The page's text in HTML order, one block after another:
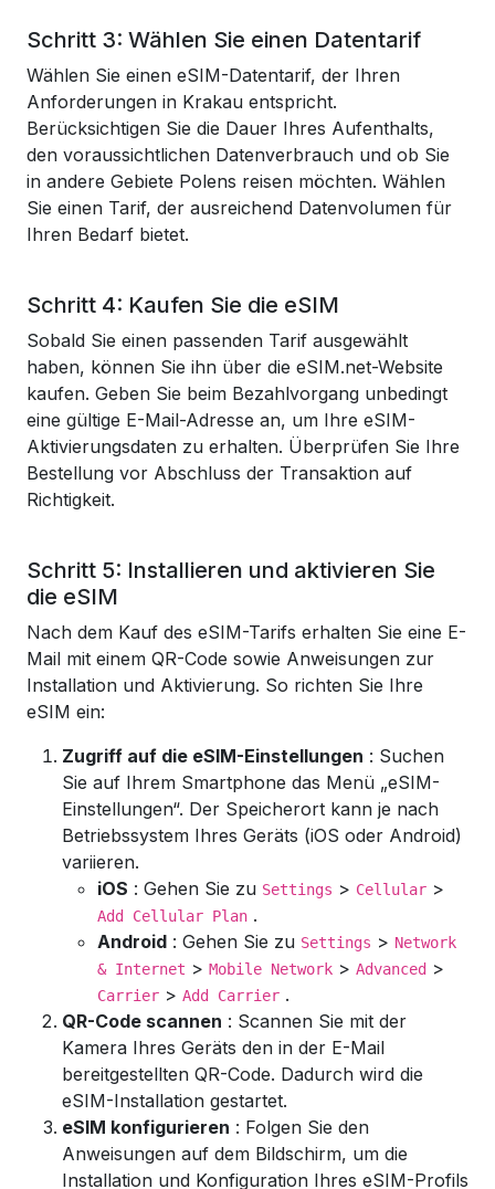
Schritt 3: Wählen Sie einen Datentarif
Wählen Sie einen eSIM-Datentarif, der Ihren
Anforderungen in Krakau entspricht.
Berücksichtigen Sie die Dauer Ihres Aufenthalts,
den voraussichtlichen Datenverbrauch und ob Sie
in andere Gebiete Polens reisen möchten. Wählen
Sie einen Tarif, der ausreichend Datenvolumen für
Ihren Bedarf bietet.
Schritt 4: Kaufen Sie die eSIM
Sobald Sie einen passenden Tarif ausgewählt
haben, können Sie ihn über die eSIM.net-Website
kaufen. Geben Sie beim Bezahlvorgang unbedingt
eine gültige E-Mail-Adresse an, um Ihre eSIM-
Aktivierungsdaten zu erhalten. Überprüfen Sie Ihre
Bestellung vor Abschluss der Transaktion auf
Richtigkeit.
Schritt 5: Installieren und aktivieren Sie
die eSIM
Nach dem Kauf des eSIM-Tarifs erhalten Sie eine E-
Mail mit einem QR-Code sowie Anweisungen zur
Installation und Aktivierung. So richten Sie Ihre
eSIM ein:
Zugriff auf die eSIM-Einstellungen : Suchen
Sie auf Ihrem Smartphone das Menü „eSIM-
Einstellungen“. Der Speicherort kann je nach
Betriebssystem Ihres Geräts (iOS oder Android)
variieren.
iOS : Gehen Sie zu Settings > Cellular >
Add Cellular Plan .
Android : Gehen Sie zu Settings > Network
& Internet > Mobile Network > Advanced >
Carrier > Add Carrier .
QR-Code scannen : Scannen Sie mit der
Kamera Ihres Geräts den in der E-Mail
bereitgestellten QR-Code. Dadurch wird die
eSIM-Installation gestartet.
eSIM konfigurieren : Folgen Sie den
Anweisungen auf dem Bildschirm, um die
Installation und Konfiguration Ihres eSIM-Profils